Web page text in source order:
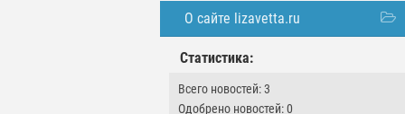
О сайте lizavetta.ru
Статистика:
Всего новостей: 3
Одобрено новостей: 0